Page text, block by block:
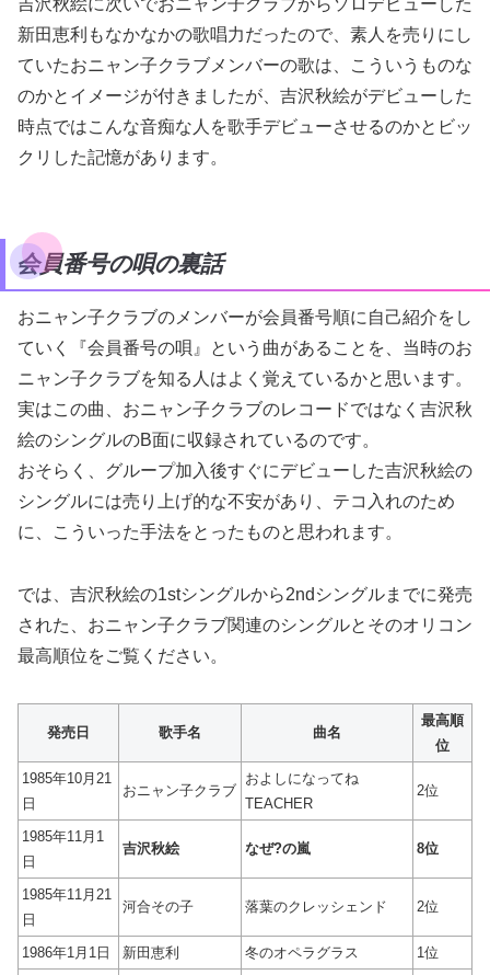
吉沢秋絵に次いでおニャン子クラブからソロデビューした
新田恵利もなかなかの歌唱力だったので、素人を売りにし
ていたおニャン子クラブメンバーの歌は、こういうものな
のかとイメージが付きましたが、吉沢秋絵がデビューした
時点ではこんな音痴な人を歌手デビューさせるのかとビッ
クリした記憶があります。
会員番号の唄の裏話
おニャン子クラブのメンバーが会員番号順に自己紹介をし
ていく『会員番号の唄』という曲があることを、当時のお
ニャン子クラブを知る人はよく覚えているかと思います。
実はこの曲、おニャン子クラブのレコードではなく吉沢秋
絵のシングルのB面に収録されているのです。
おそらく、グループ加入後すぐにデビューした吉沢秋絵の
シングルには売り上げ的な不安があり、テコ入れのため
に、こういった手法をとったものと思われます。
では、吉沢秋絵の1stシングルから2ndシングルまでに発売
された、おニャン子クラブ関連のシングルとそのオリコン
最高順位をご覧ください。
発売日 歌手名 曲名
最高順
位
1985年10月21
日
おニャン子クラブ
およしになってね
TEACHER
2位
1985年11月1
日
吉沢秋絵 なぜ?の嵐 8位
1985年11月21
日
河合その子 落葉のクレッシェンド 2位
1986年1月1日 新田恵利 冬のオペラグラス
1位